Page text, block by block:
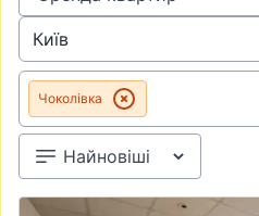
Чоколівка